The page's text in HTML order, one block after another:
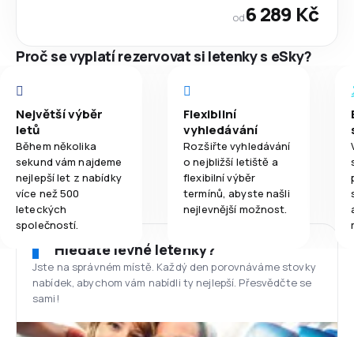
od6 289 Kč
Proč se vyplatí rezervovat si letenky s eSky?
Největší výběr
letů
Během několika
sekund vám najdeme
nejlepší let z nabídky
více než 500
leteckých
společností.
Flexibilní
vyhledávání
Rozšiřte vyhledávání
o nejbližší letiště a
flexibilní výběr
termínů, abyste našli
nejlevnější možnost.
Hledáte levné letenky?
Jste na správném místě. Každý den porovnáváme stovky
nabídek, abychom vám nabídli ty nejlepší. Přesvědčte se
sami!